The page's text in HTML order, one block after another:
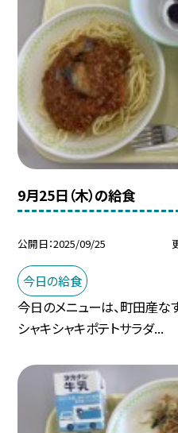
9月25日（木）の給食
公開日 2025/09/25
今日の給食
今日のメニューは、町田産な
シャキシャキポテトサラダ...